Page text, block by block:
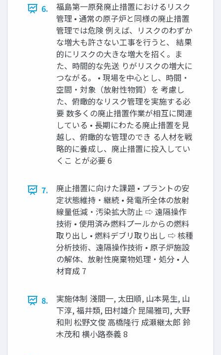
6.
福島第一原発廃止措置におけるリスク
管理 • 通常の原子炉と同様の廃止措置
管理では危険 例えば、リスクのわずか
な増大も許さない工事を行うと、 結果
的にリスクの大きな増大を招く。ま
た、時間的な先送 りがリスクの増大に
つながる。 • 現場を中心とし、時間・
空間・対象（放射性物質）を 考慮し
た、俯瞰的なリスク管理を実施する必
要 数多くの廃止措置作業が相互に関連
している • 長期にわたる廃止措置を見
越し、俯瞰的な管理のでき る人材を戦
略的に養成し、廃止措置に投入してい
くこ とが必要 6
7.
廃止措置に向けた課題 • プラントの安
定状態維持・継続 • 発電所全体の放射
線量低減・汚染拡大防止 ⇨ 遠隔操作
技術 • 使用済み燃料プールからの燃料
取り出し • 燃料デブリ取り出し ⇨ 核種
分析技術、遠隔操作技術 • 原子炉施設
の解体、放射性廃棄物処理・処分 • 人
材育成 7
8.
実施体制 淺間一, 太田順, 山本晃生, 山
下淳, 福井類, 田村雄介 昆陽雅司, 大野
和則 松野文俊 高橋隆行 成瀬継太郎 鈴
木茂和 横小路泰義 8